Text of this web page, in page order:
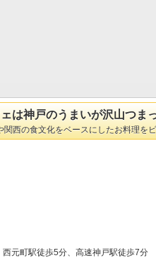
は神戸のうまいが沢山つま
西の食文化をベースにしたお料理を
西元町駅徒歩5分、高速神戸駅徒歩7